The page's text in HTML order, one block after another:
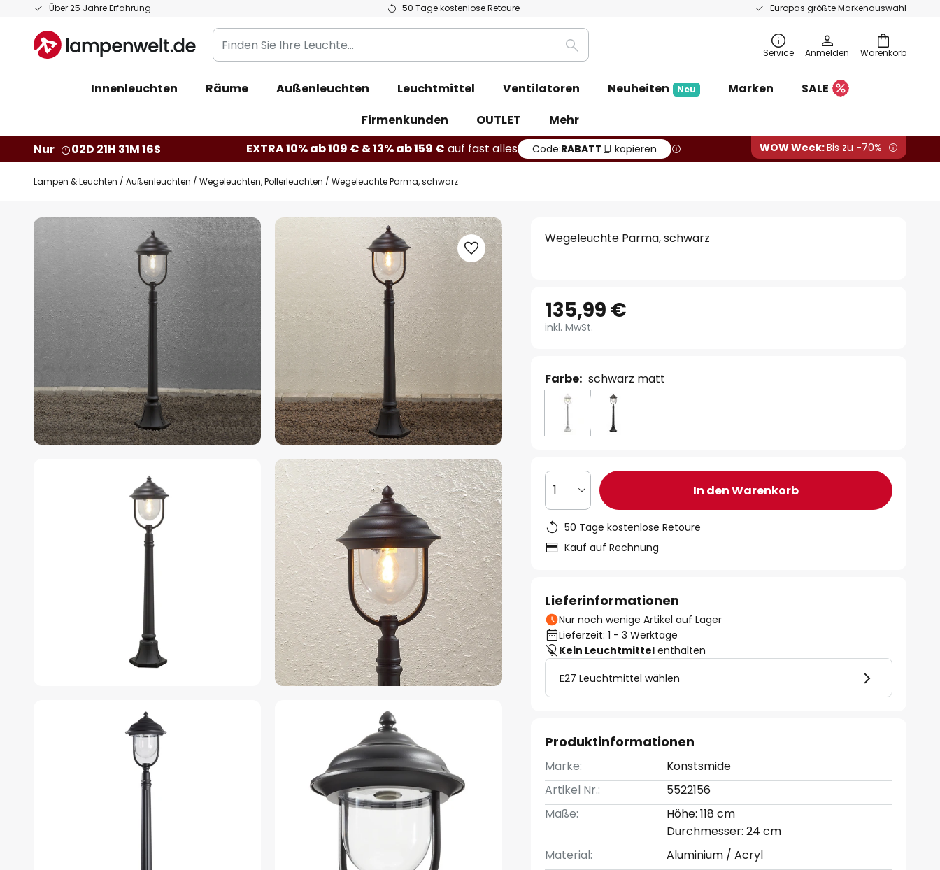
Über 25 Jahre Erfahrung 50 Tage kostenlose Retoure Europas größte Markenauswahl
Zum
springen
Warenkorb
Finden
Sie
Leuchte...
Suche Service Anmelden
Innenleuchten Räume Außenleuchten Leuchtmittel Ventilatoren Neuheiten Neu Marken
SALE
Firmenkunden
OUTLET
Mehr
Nur
02D 21H 31M 15S EXTRA 10% ab 109 € & 13% ab 159 € auf fast alles Code:RABATT kopieren WOW Week:Bis zu -70%
Lampen & Leuchten Außenleuchten Wegeleuchten, Pollerleuchten Wegeleuchte Parma, schwarz
Zum
Ende
der
Bildgalerie
springen
Wegeleuchte Parma, schwarz
135,99 €
inkl. MwSt.
Farbe: schwarz matt
1 In den Warenkorb
50 Tage kostenlose Retoure
Kauf auf Rechnung
Lieferinformationen
Nur noch wenige Artikel auf Lager
Lieferzeit: 1 - 3 Werktage
Kein Leuchtmittel enthalten
E27 Leuchtmittel wählen
Produktinformationen
Marke:
Konstsmide
Artikel Nr.:
5522156
Maße:
Höhe: 118 cm
Durchmesser: 24 cm
Material:
Aluminium / Acryl